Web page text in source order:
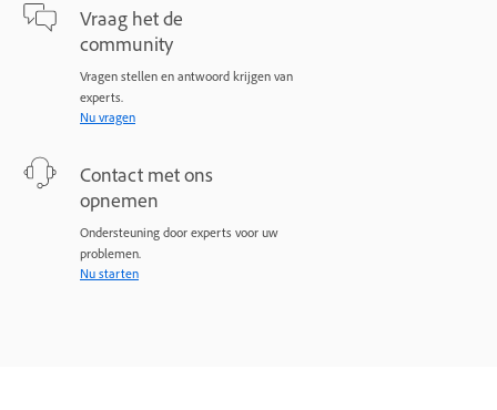
Vraag het de
community
Vragen stellen en antwoord krijgen van
experts.
Nu vragen
Contact met ons
opnemen
Ondersteuning door experts voor uw
problemen.
Nu starten